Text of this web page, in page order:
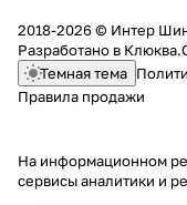
2018-2026 © Интер
Разработано в
Темная тема
Правила продажи
На информационном
сервисы аналитики и